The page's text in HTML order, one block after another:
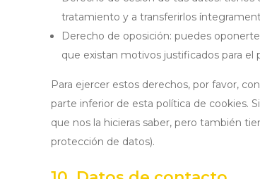
tratamiento y a transferirlos
Derecho de oposición: puedes
que existan motivos justificados para el
Para ejercer estos derechos, por favor,
parte inferior de esta política de cookies.
que nos la hicieras saber, pero también
protección de datos).